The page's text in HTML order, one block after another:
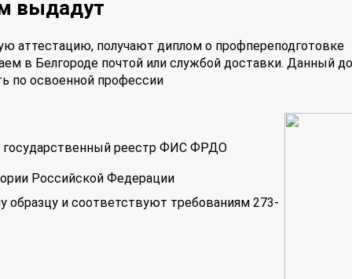
выдадут
аттестацию, получают диплом о профпереподготовке
в Белгороде почтой или службой доставки. Данный
по освоенной профессии
государственный реестр ФИС ФРДО
Российской Федерации
и соответствуют требованиям 273-